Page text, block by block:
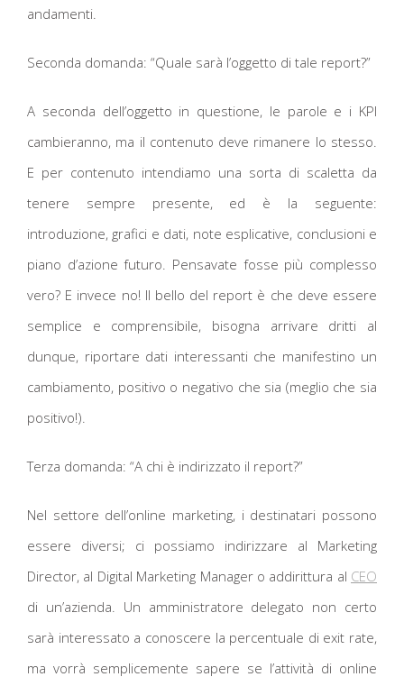
andamenti.
Seconda domanda: “Quale sarà l’oggetto di tale report?”
A seconda dell’oggetto in questione, le parole e i KPI
cambieranno, ma il contenuto deve rimanere lo stesso.
E per contenuto intendiamo una sorta di scaletta da
tenere sempre presente, ed è la seguente:
introduzione, grafici e dati, note esplicative, conclusioni e
piano d’azione futuro. Pensavate fosse più complesso
vero? E invece no! Il bello del report è che deve essere
semplice e comprensibile, bisogna arrivare dritti al
dunque, riportare dati interessanti che manifestino un
cambiamento, positivo o negativo che sia (meglio che sia
positivo!).
Terza domanda: “A chi è indirizzato il report?”
Nel settore dell’online marketing, i destinatari possono
essere diversi; ci possiamo indirizzare al Marketing
Director, al Digital Marketing Manager o addirittura al CEO
di un’azienda. Un amministratore delegato non certo
sarà interessato a conoscere la percentuale di exit rate,
ma vorrà semplicemente sapere se l’attività di online